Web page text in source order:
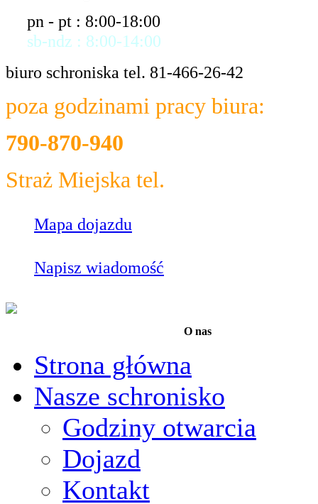
pn - pt : 8:00-18:00
sb-ndz : 8:00-14:00
biuro schroniska tel. 81-466-26-42
poza godzinami pracy biura:
790-870-940
Straż Miejska tel.
Mapa dojazdu
Napisz wiadomość
O nas
Strona główna
Nasze schronisko
Godziny otwarcia
Dojazd
Kontakt